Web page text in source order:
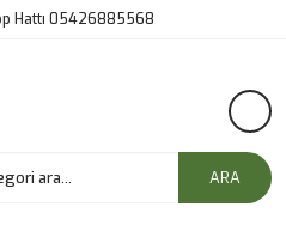
Hattı 05426885568
ARA